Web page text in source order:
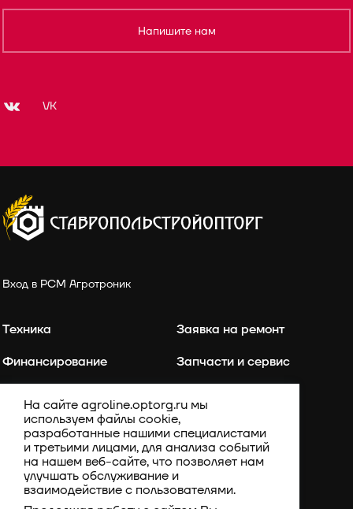
Напишите нам
VK
Вход в РСМ Агротроник
Техника
Финансирование
Каталог запасных частей
Компания
Заявка на ремонт
Запчасти и сервис
Акции
На сайте agroline.optorg.ru мы
используем файлы cookie,
разработанные нашими специалистами
и третьими лицами, для анализа событий
на нашем веб-сайте, что позволяет нам
улучшать обслуживание и
взаимодействие с пользователями.